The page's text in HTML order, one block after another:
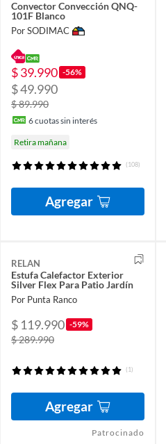
Convector Convección QNQ-
101F Blanco
Por SODIMAC
$ 39.990 -56%
$ 49.990
$ 89.990
6cuotas sin interés
Retira mañana
(108)
Agregar
RELAN
Estufa Calefactor Exterior
Silver Flex Para Patio Jardín
Por Punta Ranco
$ 119.990 -59%
$ 289.990
(1)
Agregar
Patrocinado